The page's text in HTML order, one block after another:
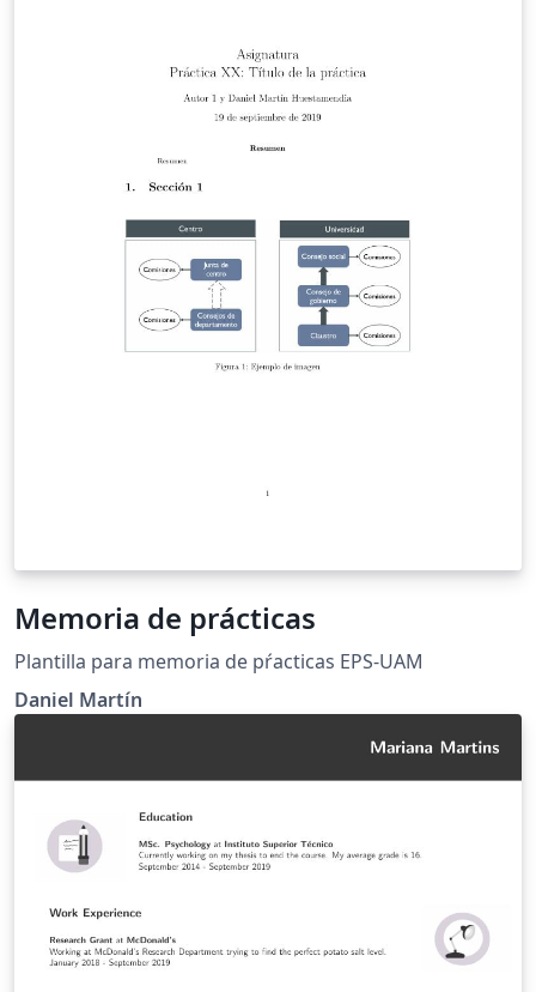
Memoria de prácticas
Plantilla para memoria de pŕacticas EPS-UAM
Daniel Martín